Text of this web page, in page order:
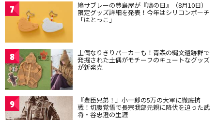
7 鳩サブレーの豊島屋が『鳩の日』（8月10日）
限定グッズ詳細を発表！今年はシリコンポーチ
「はとっこ」
8 土偶なりきりパーカーも！青森の縄文遺跡群で
発掘された土偶がモチーフのキュートなグッズ
が新発売
9 『豊臣兄弟！』小一郎の5万の大軍に徹底抗
戦！切腹覚悟で長宗我部元親に降伏を迫った武
将・谷忠澄の生涯